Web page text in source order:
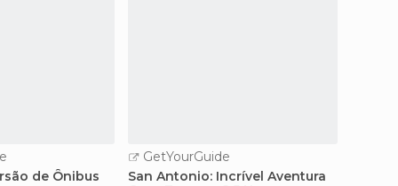
de Ônibus
GetYourGuide
San Antonio: Incrível Aventura